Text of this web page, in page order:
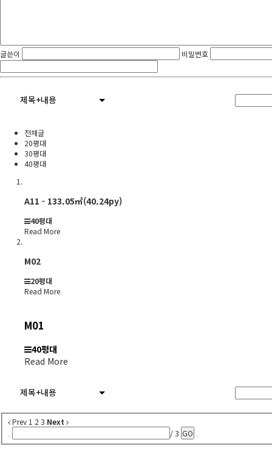
글쓴이 비밀번호
제목+내용
전체글
20평대
30평대
40평대
A11 - 133.05㎡(40.24py)
40평대
Read More
M02
20평대
Read More
M01
40평대
Read More
제목+내용
Prev 1 2 3 Next
/ 3 GO